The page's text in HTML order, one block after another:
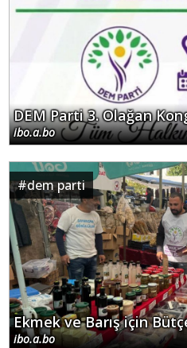
DEM Parti 3. Olağan
ibo.a.bo
#dem parti
Ekmek ve Barış için
ibo.a.bo